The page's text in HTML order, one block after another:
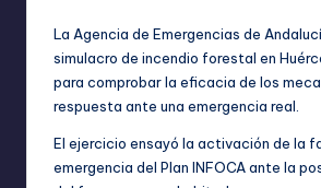
La Agencia de Emergencias de
simulacro de incendio forestal en
para comprobar la eficacia de los
respuesta ante una emergencia real.
El ejercicio ensayó la activación de la
emergencia del Plan INFOCA ante la